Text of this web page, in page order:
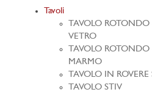
Tavoli
TAVOLO
VETRO
TAVOLO
MARMO
TAVOLO IN ROVERE
TAVOLO STIV